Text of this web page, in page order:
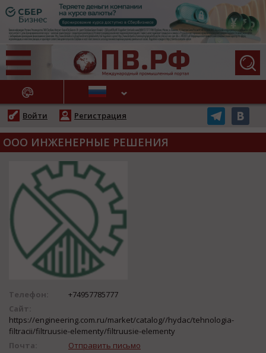
НОВОСТИ
Войти Регистрация
ООО ИНЖЕНЕРНЫЕ РЕШЕНИЯ
Телефон:
+74957785777
Сайт:
https://engineering.com.ru/market/catalog//hydac/tehnologia-
filtracii/filtruusie-elementy/filtruusie-elementy
Почта:
Отправить письмо